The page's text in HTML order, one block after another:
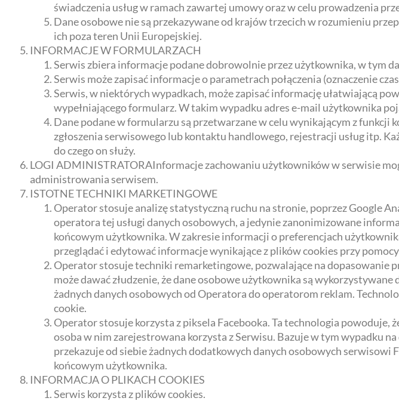
świadczenia usług w ramach zawartej umowy oraz w celu prowadzenia
Dane osobowe nie są przekazywane od krajów trzecich w rozumieniu
ich poza teren Unii Europejskiej.
INFORMACJE W FORMULARZACH
Serwis zbiera informacje podane dobrowolnie przez użytkownika, w tym
Serwis może zapisać informacje o parametrach połączenia (oznaczenie
Serwis, w niektórych wypadkach, może zapisać informację ułatwiającą
wypełniającego formularz. W takim wypadku adres e-mail użytkownika
Dane podane w formularzu są przetwarzane w celu wynikającym z funkcji
zgłoszenia serwisowego lub kontaktu handlowego, rejestracji usług itp.
do czego on służy.
LOGI ADMINISTRATORAInformacje zachowaniu użytkowników w serwisie
administrowania serwisem.
ISTOTNE TECHNIKI MARKETINGOWE
Operator stosuje analizę statystyczną ruchu na stronie, poprzez Google
operatora tej usługi danych osobowych, a jedynie zanonimizowane
końcowym użytkownika. W zakresie informacji o preferencjach
przeglądać i edytować informacje wynikające z plików cookies przy
Operator stosuje techniki remarketingowe, pozwalające na dopasowanie
może dawać złudzenie, że dane osobowe użytkownika są
żadnych danych osobowych od Operatora do operatorom reklam.
cookie.
Operator stosuje korzysta z piksela Facebooka. Ta technologia powoduje,
osoba w nim zarejestrowana korzysta z Serwisu. Bazuje w tym wypadku
przekazuje od siebie żadnych dodatkowych danych osobowych serwisowi
końcowym użytkownika.
INFORMACJA O PLIKACH COOKIES
Serwis korzysta z plików cookies.